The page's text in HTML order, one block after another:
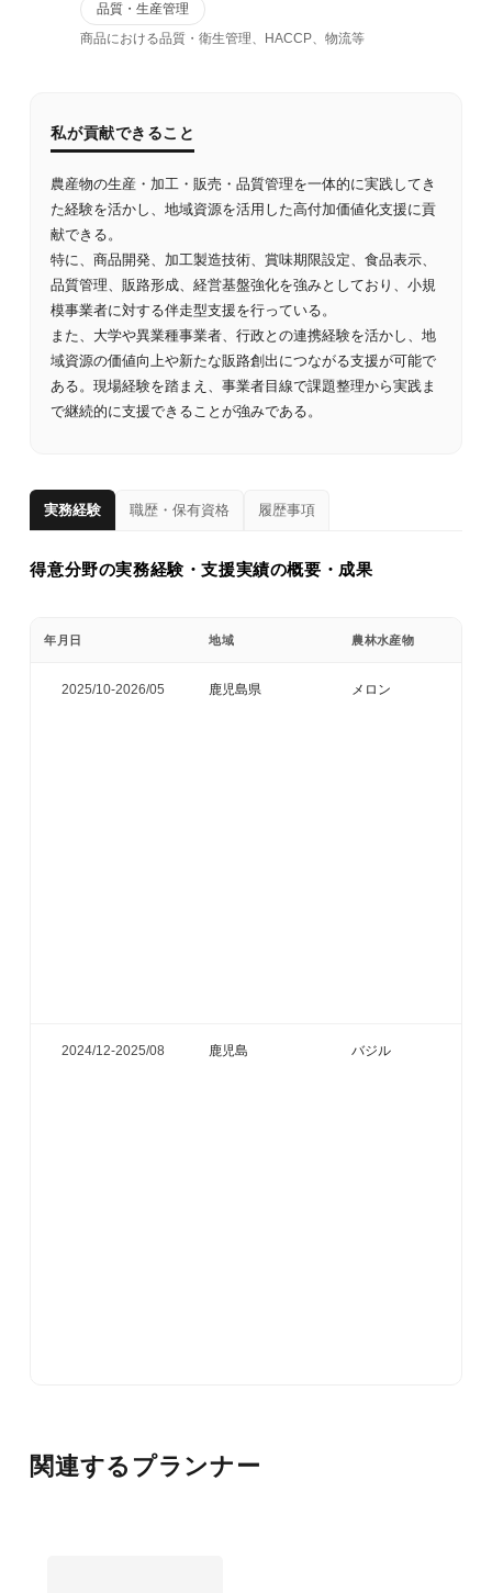
品質・生産管理
商品における品質・衛生管理、HACCP、物流等
私が貢献できること
農産物の生産・加工・販売・品質管理を一体的に実践してき
た経験を活かし、地域資源を活用した高付加価値化支援に貢
献できる。
特に、商品開発、加工製造技術、賞味期限設定、食品表示、
品質管理、販路形成、経営基盤強化を強みとしており、小規
模事業者に対する伴走型支援を行っている。
また、大学や異業種事業者、行政との連携経験を活かし、地
域資源の価値向上や新たな販路創出につながる支援が可能で
ある。現場経験を踏まえ、事業者目線で課題整理から実践ま
で継続的に支援できることが強みである。
実務経験 職歴・保有資格 履歴事項
得意分野の実務経験・支援実績の概要・成果
年月日 地域 農林水産物
2025/10-2026/05 鹿児島県 メロン
2024/12-2025/08 鹿児島 バジル
関連するプランナー